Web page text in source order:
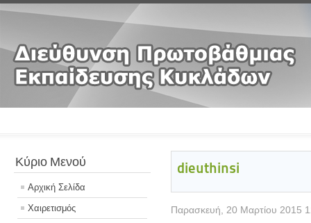
Κύριο Μενού
Αρχική Σελίδα
Χαιρετισμός
dieuthinsi
Παρασκευή, 20 Μαρτίου 2015